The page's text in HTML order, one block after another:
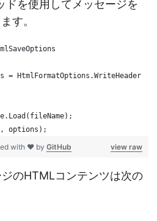
ドを使用してメッセージを
す。
= HtmlFormatOptions.WriteHeader
options);
view raw
with ❤ by GitHub
のHTMLコンテンツは次の